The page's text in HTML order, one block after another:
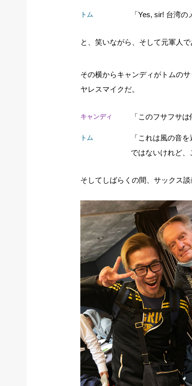
トム 「Yes, sir! 台湾の
と、笑いながら、そして元軍人
その横からキャンディがトムの
ヤレスマイクだ。
キャンディ 「このフサフサは
トム
「これは風の音
ではないけれど、
そしてしばらくの間、サックス